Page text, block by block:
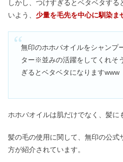
しかし、つけすぎるとベタベタす
いよう、 少量を毛先を中心に馴染ま
無印のホホバオイルをシャンプ
ター※並みの活躍をしてくれそ
ぎるとベタベタになりますwww
ホホバオイルは肌だけでなく、髪に
髪の毛の使用に関して、無印の公式
方が紹介されています。